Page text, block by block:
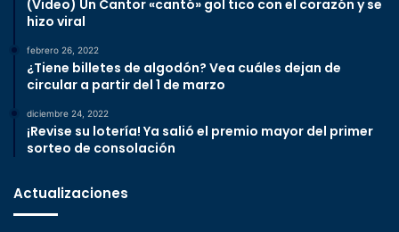
(Video) Un Cantor «cantó» gol tico con el corazón y se
hizo viral
febrero 26, 2022
¿Tiene billetes de algodón? Vea cuáles dejan de
circular a partir del 1 de marzo
diciembre 24, 2022
¡Revise su lotería! Ya salió el premio mayor del primer
sorteo de consolación
Actualizaciones